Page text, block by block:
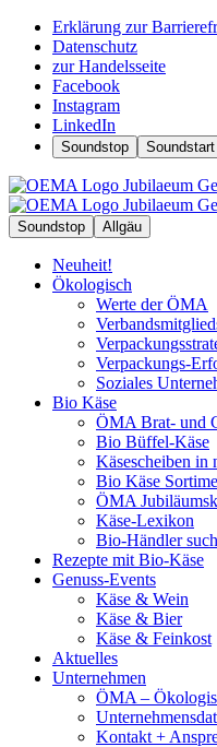
Erklärung zur
Datenschutz
zur Handelsseite
Facebook
Instagram
LinkedIn
Soundstop Soundstart
Soundstop Allgäu
Neuheit!
Ökologisch
Werte der ÖMA
Verpackungs-
Soziales
Bio Käse
ÖMA Brat- und
Bio Büffel-Käse
Käsescheiben in
Bio Käse
ÖMA
Käse-Lexikon
Bio-Händler
Rezepte mit Bio-Käse
Genuss-Events
Käse & Wein
Käse & Bier
Käse & Feinkost
Aktuelles
Unternehmen
ÖMA –
Kontakt +